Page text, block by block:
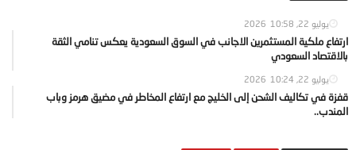
يوليو 22, 2026 10:58
ارتفاع ملكية المستثمرين الاجانب في السوق السعودية يعكس تنامي الثقة
بالاقتصاد السعودي
يوليو 22, 2026 10:24
قفزة في تكاليف الشحن إلى الخليج مع ارتفاع المخاطر في مضيق هرمز وباب
المندب..